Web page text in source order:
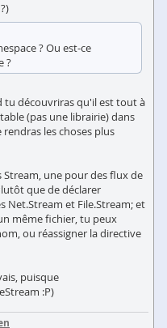
? Ou est-ce
?
tu découvriras qu'il est tout à
(pas une librairie) dans
les choses plus
une pour des flux de
que de déclarer
Net.Stream et File.Stream; et
même fichier, tu peux
ou réassigner la directive
puisque
:P)